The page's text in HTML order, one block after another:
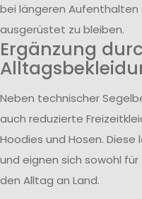
bei längeren
ausgerüstet zu bleiben.
Ergänzung
Neben technischer
auch reduzierte
Hoodies und Hosen.
und eignen sich sowohl
den Alltag an Land.